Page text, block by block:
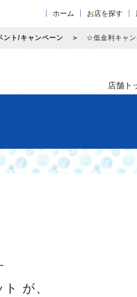
ホーム お店を探す
ント/キャンペーン ☆低金利キャ
店舗ト
が、